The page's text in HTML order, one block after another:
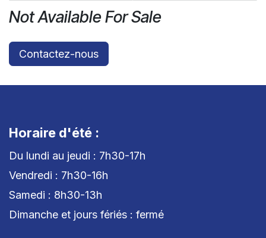
Not Available For Sale
Contactez-nous
Horaire d'été :
Du lundi au jeudi : 7h30-17h
Vendredi : 7h30-16h
Samedi : 8h30-13h
Dimanche et jours fériés : fermé